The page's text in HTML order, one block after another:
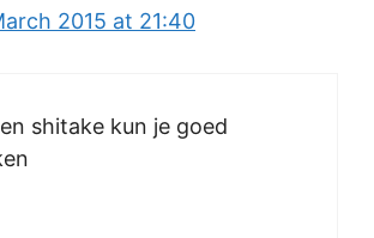
2015 at 21:40
shitake kun je goed